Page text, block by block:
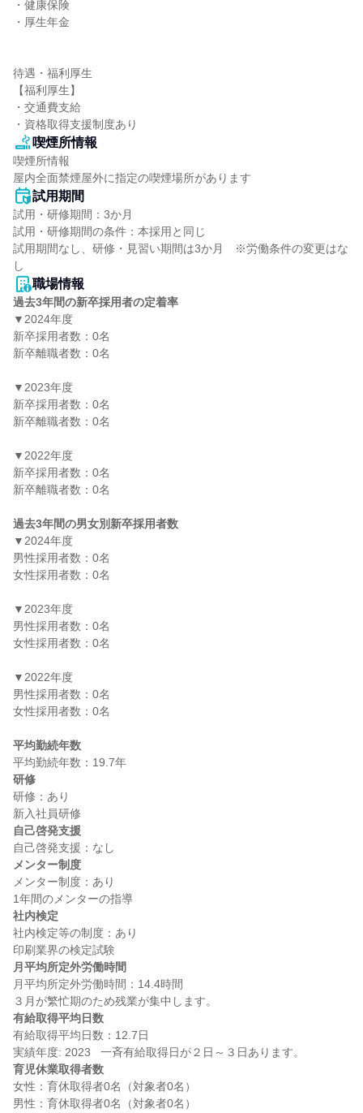
・健康保険
・厚生年金
待遇・福利厚生
【福利厚生】
・交通費支給
・資格取得支援制度あり
喫煙所情報
喫煙所情報
屋内全面禁煙屋外に指定の喫煙場所があります
試用期間
試用・研修期間：3か月
試用・研修期間の条件：本採用と同じ
試用期間なし、研修・見習い期間は3か月　※労働条件の変更はな
職場情報
過去3年間の新卒採用者の定着率
▼2024年度
新卒採用者数：0名
新卒離職者数：0名
▼2023年度
新卒採用者数：0名
新卒離職者数：0名
▼2022年度
新卒採用者数：0名
新卒離職者数：0名
過去3年間の男女別新卒採用者数
▼2024年度
男性採用者数：0名
女性採用者数：0名
▼2023年度
男性採用者数：0名
女性採用者数：0名
▼2022年度
男性採用者数：0名
女性採用者数：0名
平均勤続年数
研修
研修：あり
自己啓発支援
メンター制度
メンター制度：あり
社内検定
社内検定等の制度：あり
月平均所定外労働時間
月平均所定外労働時間：14.4時間
有給取得平均日数
有給取得平均日数：12.7日
育児休業取得者数
女性：育休取得者0名（対象者0名）